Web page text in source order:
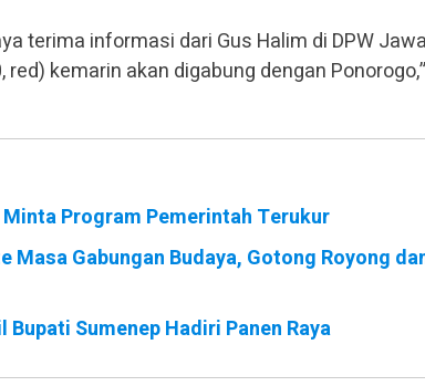
terima informasi dari Gus Halim di DPW Jawa
kemarin akan digabung dengan Ponorogo,”
Program Pemerintah Terukur
Masa Gabungan Budaya, Gotong Royong
Sumenep Hadiri Panen Raya